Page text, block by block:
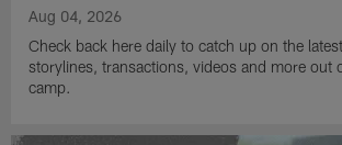
Aug 04, 2026
Check back here daily to catch up on the
storylines, transactions, videos and more out
camp.